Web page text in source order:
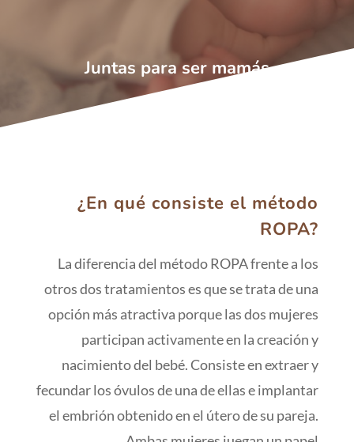
Juntas para ser mamás
¿En qué consiste el método
ROPA?
La diferencia del método ROPA frente a los
otros dos tratamientos es que se trata de una
opción más atractiva porque las dos mujeres
participan activamente en la creación y
nacimiento del bebé. Consiste en extraer y
fecundar los óvulos de una de ellas e implantar
el embrión obtenido en el útero de su pareja.